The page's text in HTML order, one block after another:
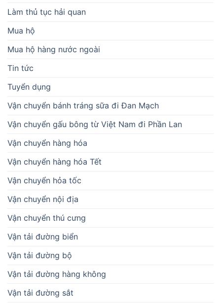
Làm thủ tục hải quan
Mua hộ
Mua hộ hàng nước ngoài
Tin tức
Tuyển dụng
Vận chuyển bánh tráng sữa đi Đan Mạch
Vận chuyển gấu bông từ Việt Nam đi Phần Lan
Vận chuyển hàng hóa
Vận chuyển hàng hóa Tết
Vận chuyển hỏa tốc
Vận chuyển nội địa
Vận chuyển thú cưng
Vận tải đường biển
Vận tải đường bộ
Vận tải đường hàng không
Vận tải đường sắt